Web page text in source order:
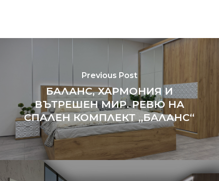
Previous Post
БАЛАНС, ХАРМОНИЯ И
ВЪТРЕШЕН МИР. РЕВЮ НА
СПАЛЕН КОМПЛЕКТ „БАЛАНС“